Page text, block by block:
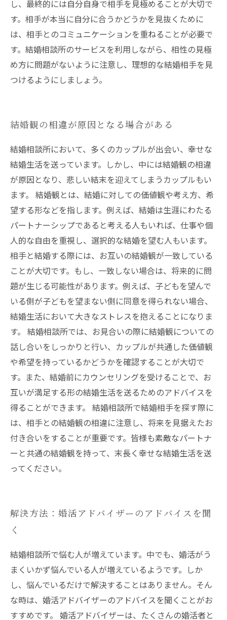
し、最終的には自分自身で相手を見極めることが大切で
す。相手が本当に自分に合うかどうかを見抜くために
は、相手とのコミュニケーションを重ねることが必要で
す。結婚相談所のサービスを利用しながら、相性の見極
め方に問題がないように注意し、理想的な結婚相手を見
つけるようにしましょう。
結婚観の相違が原因となる場合がある
結婚相談所において、多くのカップルが出会い、幸せな
結婚生活を送っています。しかし、中には結婚観の相違
が原因となり、悲しい結末を迎えてしまうカップルもい
ます。 結婚観とは、結婚に対しての価値観や考え方、希
望する形などを指します。例えば、結婚は生涯にわたる
パートナーシップであると考える人もいれば、仕事や個
人的な自由を重視し、選択的な結婚を望む人もいます。
相手と結婚する際には、お互いの結婚観が一致している
ことが大切です。もし、一致しない場合は、将来的に問
題が生じる可能性があります。例えば、子どもを望んで
いる側が子どもを望まない側に同意を得られない場合、
結婚生活において大きなストレスを抱えることになりま
す。 結婚相談所では、お見合いの際に結婚観についての
話し合いをしっかりと行い、カップルが共通した価値観
や希望を持っているかどうかを確認することが大切で
す。また、結婚前にカウンセリングを受けることで、お
互いが満足する形の結婚生活を送るためのアドバイスを
得ることができます。 結婚相談所で結婚相手を探す際に
は、相手との結婚観の相違に注意し、将来を見据えたお
付き合いをすることが重要です。皆様も素敵なパートナ
ーと共通の結婚観を持って、末長く幸せな結婚生活を送
ってください。
解決方法：婚活アドバイザーのアドバイスを聞
く
結婚相談所で悩む人が増えています。中でも、婚活がう
まくいかず悩んでいる人が増えているようです。しか
し、悩んでいるだけで解決することはありません。そん
な時は、婚活アドバイザーのアドバイスを聞くことがお
すすめです。 婚活アドバイザーは、たくさんの婚活者と